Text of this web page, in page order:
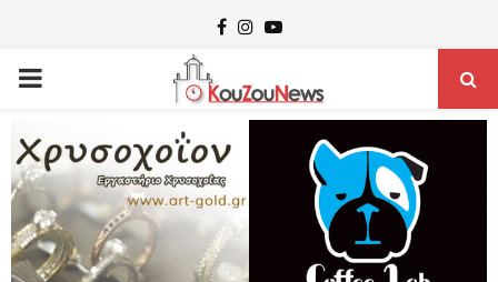
Facebook
Instagram
Youtube
PRIMARY
MENU